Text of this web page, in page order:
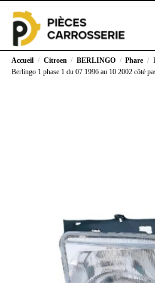
Accueil Citroen BERLINGO Phare
Berlingo 1 phase 1 du 07 1996 au 10 2002 côté